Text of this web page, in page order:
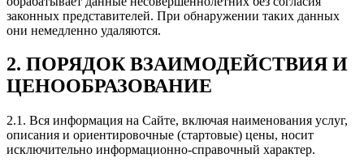
законных представителей. При обнаружении таких данных
они немедленно удаляются.
2. ПОРЯДОК ВЗАИМОДЕЙСТВИЯ И
ЦЕНООБРАЗОВАНИЕ
2.1. Вся информация на Сайте, включая наименования услуг,
описания и ориентировочные (стартовые) цены, носит
исключительно информационно-справочный характер.